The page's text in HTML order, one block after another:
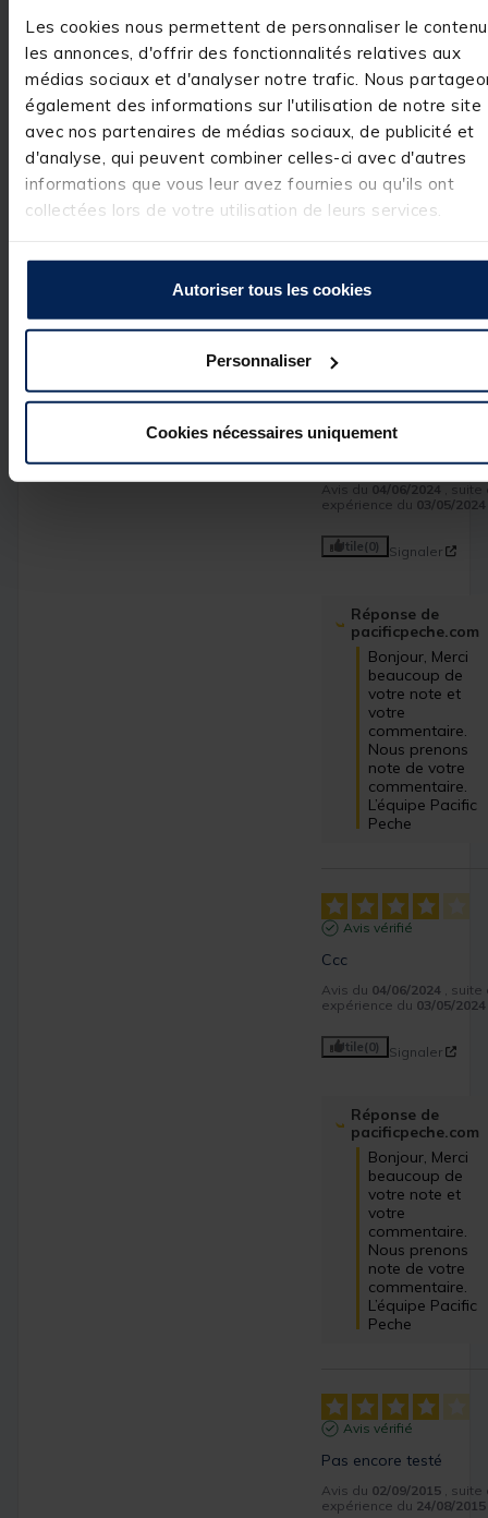
Les cookies nous permettent de personnaliser le
les annonces, d'offrir des fonctionnalités relatives aux
médias sociaux et d'analyser notre trafic. Nous
également des informations sur l'utilisation de notre site
avec nos partenaires de médias sociaux, de publicité et
d'analyse, qui peuvent combiner celles-ci avec d'autres
informations que vous leur avez fournies ou qu'ils ont
collectées lors de votre utilisation de leurs services.
Autoriser tous les cookies
Personnaliser
Cookies nécessaires uniquement
Nous sommes
désolés que ce
bas de ligne se
vrille
Nous vous
contacter notre
service client
que nous
puissions vous
apporter une
Cordialement,
Pêche.
Avis vérifié
Ccc
Avis du 04/06/2024
,
expérience du 03/05/2024
Utile(0) Signaler
Réponse de
pacificpeche.com
Bonjour, Merci
beaucoup de
votre note et
votre
commentaire.
Nous prenons
note de votre
commentaire.
L’équipe Pacific
Peche
Avis vérifié
Ccc
Avis du 04/06/2024
,
expérience du 03/05/2024
Utile(0) Signaler
Réponse de
pacificpeche.com
Bonjour, Merci
beaucoup de
votre note et
votre
commentaire.
Nous prenons
note de votre
commentaire.
L’équipe Pacific
Peche
Avis vérifié
Pas encore testé
Avis du 02/09/2015
,
expérience du 24/08/2015